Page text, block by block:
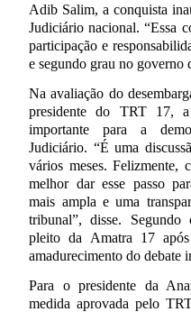
Adib Salim, a conquista
Judiciário nacional. “Essa
participação e
e segundo grau no governo
Na avaliação do
presidente do TRT 17,
importante para a
Judiciário. “É uma
vários meses. Felizmente,
melhor dar esse passo
mais ampla e uma
tribunal”, disse.
pleito da Amatra 17
amadurecimento do debate
Para o presidente da
medida aprovada pelo